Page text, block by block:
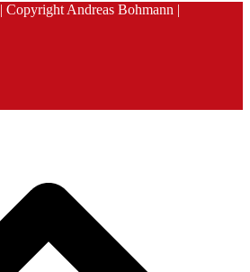
| Copyright Andreas Bohmann |